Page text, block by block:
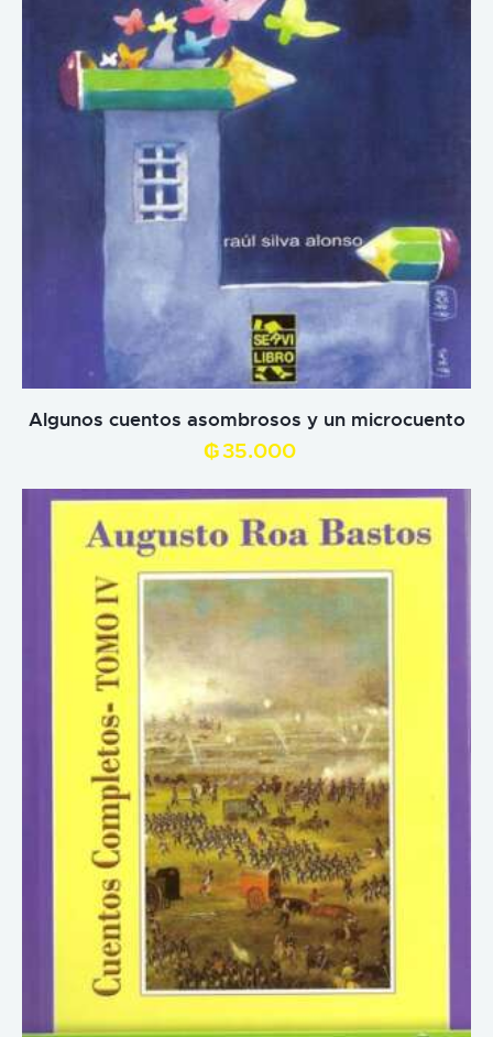
Algunos cuentos asombrosos y un microcuento
₲35.000